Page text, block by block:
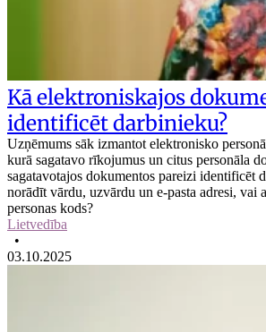
Kā elektroniskajos
identificēt darbinieku?
Uzņēmums sāk izmantot elektronisko
kurā sagatavo rīkojumus un citus personāla
sagatavotajos dokumentos pareizi identificēt
norādīt vārdu, uzvārdu un e-pasta adresi, vai
personas kods?
Lietvedība
•
03.10.2025